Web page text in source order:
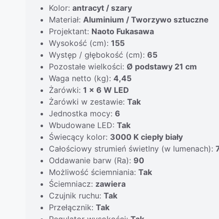
Kolor: antracyt / szary
Materiał: Aluminium / Tworzywo sztuczne
Projektant: Naoto Fukasawa
Wysokość (cm): 155
Występ / głębokość (cm): 65
Pozostałe wielkości: Ø podstawy 21 cm
Waga netto (kg): 4,45
Żarówki: 1 x 6 W LED
Żarówki w zestawie: Tak
Jednostka mocy: 6
Wbudowane LED: Tak
Świecący kolor: 3000 K ciepły biały
Całościowy strumień świetlny (w lumenach):
Oddawanie barw (Ra): 90
Możliwość ściemniania: Tak
Ściemniacz: zawiera
Czujnik ruchu: Tak
Przełącznik: Tak